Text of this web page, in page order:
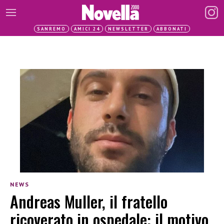
SANREMO AMICI 24 NEWSLETTER ABBONATI
NEWS
Andreas Muller, il fratello